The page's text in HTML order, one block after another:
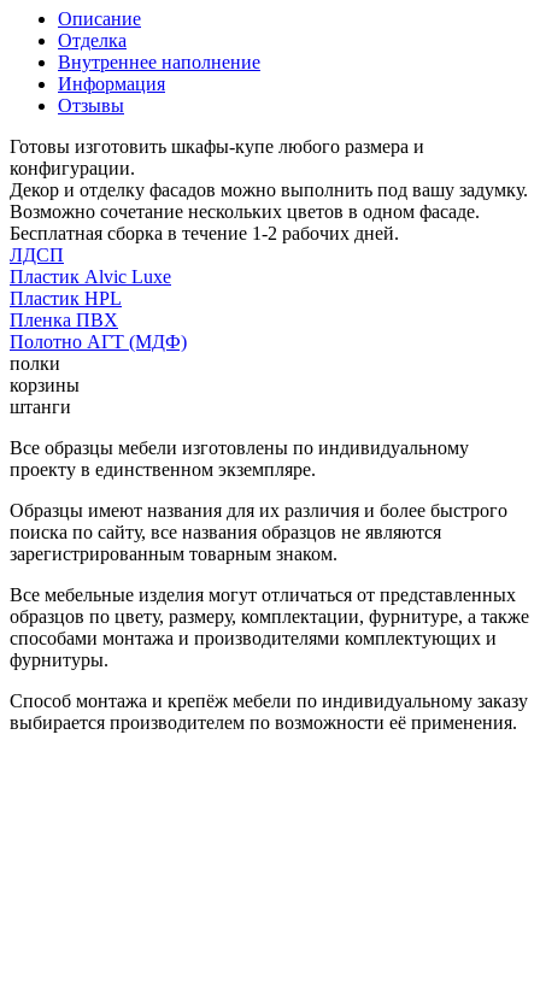
Описание
Отделка
Внутреннее наполнение
Информация
Отзывы
Готовы изготовить шкафы-купе любого размера и
конфигурации.
Декор и отделку фасадов можно выполнить под вашу задумку.
Возможно сочетание нескольких цветов в одном фасаде.
Бесплатная сборка в течение 1-2 рабочих дней.
ЛДСП
Пластик Alvic Luxe
Пластик HPL
Пленка ПВХ
Полотно АГТ (МДФ)
полки
корзины
штанги
Все образцы мебели изготовлены по индивидуальному
проекту в единственном экземпляре.
Образцы имеют названия для их различия и более быстрого
поиска по сайту, все названия образцов не являются
зарегистрированным товарным знаком.
Все мебельные изделия могут отличаться от представленных
образцов по цвету, размеру, комплектации, фурнитуре, а также
способами монтажа и производителями комплектующих и
фурнитуры.
Способ монтажа и крепёж мебели по индивидуальному заказу
выбирается производителем по возможности её применения.